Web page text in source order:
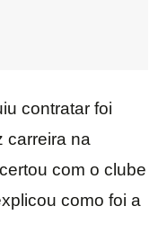
contratar foi
carreira na
com o clube
como foi a